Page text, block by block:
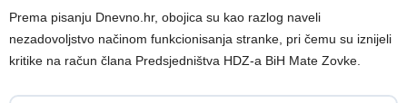
Prema pisanju Dnevno.hr, obojica su kao razlog naveli
nezadovoljstvo načinom funkcionisanja stranke, pri čemu su iznijeli
kritike na račun člana Predsjedništva HDZ-a BiH Mate Zovke.